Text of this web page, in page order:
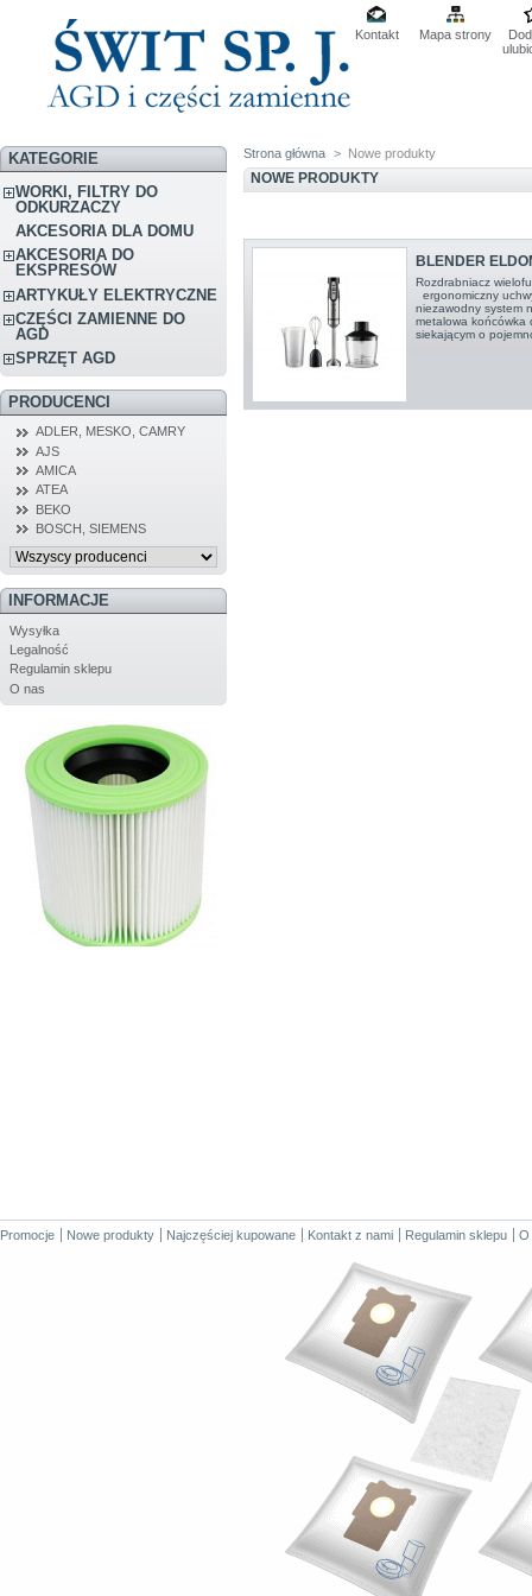
Kontakt Mapa strony
KATEGORIE
WORKI, FILTRY DO
ODKURZACZY
AKCESORIA DLA DOMU
AKCESORIA DO
EKSPRESÓW
ARTYKUŁY ELEKTRYCZNE
CZĘŚCI ZAMIENNE DO
AGD
SPRZĘT AGD
PRODUCENCI
ADLER, MESKO, CAMRY
AJS
AMICA
ATEA
BEKO
BOSCH, SIEMENS
INFORMACJE
Wysyłka
Legalność
Regulamin sklepu
O nas
Strona główna > Nowe produkty
NOWE PRODUKTY
BLENDER
Rozdrabniacz
ergonomiczny
niezawodny system
metalowa końcówka
siekającym o
Promocje Nowe produkty Najczęściej kupowane Kontakt z nami Regulamin sklepu O